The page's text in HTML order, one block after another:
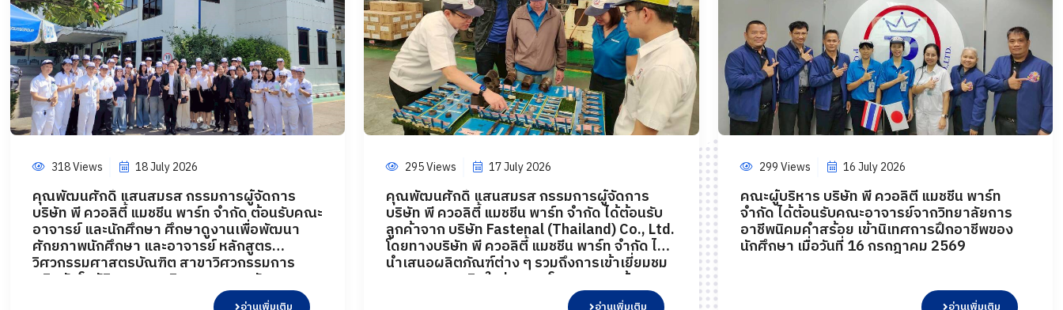
318 Views 18 July 2026
คุณพัฒนศักดิ์ แสนสมรส กรรมการผู้จัดการ
บริษัท พี ควอลิตี้ แมชชีน พาร์ท จำกัด ต้อนรับคณะ
อาจารย์ และนักศึกษา ศึกษาดูงานเพื่อพัฒนา
ศักยภาพนักศึกษา และอาจารย์ หลักสูตร
วิศวกรรมศาสตรบัณฑิต สาขาวิศวกรรมการ
ผลิตอัตโนมัติ และสาขาวิศวกรรมการจัดการ
อุตสาหกรรม คณะเทคโนโลยีอุตสาหกรรม จาก
อ่านเพิ่มเติม
295 Views 17 July 2026
คุณพัฒนศักดิ์ แสนสมรส กรรมการผู้จัดการ
บริษัท พี ควอลิตี้ แมชชีน พาร์ท จำกัด ได้ต้อนรับ
ลูกค้าจาก บริษัท Fastenal (Thailand) Co., Ltd.
โดยทางบริษัท พี ควอลิตี้ แมชชีน พาร์ท จำกัด ได้
นำเสนอผลิตภัณฑ์ต่าง ๆ รวมถึงการเข้าเยี่ยมชม
กระบวนการผลิตในส่วนของโรงงาน และห้อง
ปฏิบัติการทดสอบ เมื่อวันที่ 17 กรกฎาคม 2569
อ่านเพิ่มเติม
299 Views 16 July 2026
คณะผู้บริหาร บริษัท พี ควอลิตี้ แมชชีน พาร์ท
จำกัด ได้ต้อนรับคณะอาจารย์จากวิทยาลัยการ
อาชีพนิคมคำสร้อย เข้านิเทศการฝึกอาชีพของ
นักศึกษา เมื่อวันที่ 16 กรกฎาคม 2569
อ่านเพิ่มเติม